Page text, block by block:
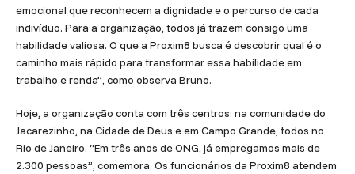
emocional que reconhecem a dignidade e o percurso de cada
indivíduo. Para a organização, todos já trazem consigo uma
habilidade valiosa. O que a Proxim8 busca é descobrir qual é o
caminho mais rápido para transformar essa habilidade em
trabalho e renda”, como observa Bruno.
Hoje, a organização conta com três centros: na comunidade do
Jacarezinho, na Cidade de Deus e em Campo Grande, todos no
Rio de Janeiro. “Em três anos de ONG, já empregamos mais de
2.300 pessoas”, comemora. Os funcionários da Proxim8 atendem